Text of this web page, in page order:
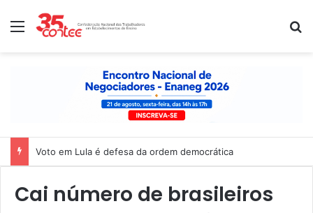
Menu
Voto em Lula é defesa da ordem democrática
Cai número de brasileiros